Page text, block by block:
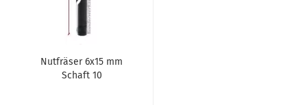
Nutfräser 6x15 mm
Schaft 10